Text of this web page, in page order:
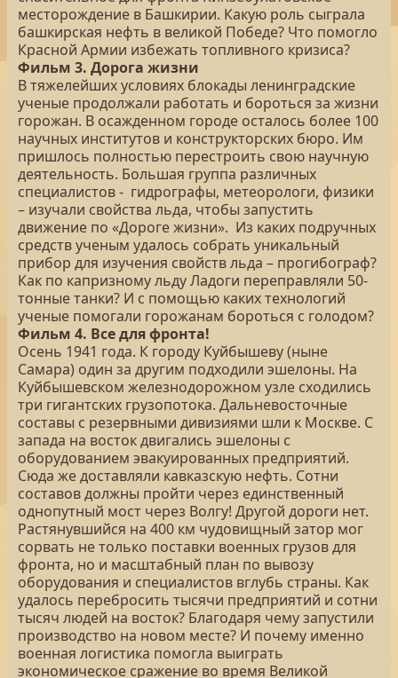
месторождение в Башкирии. Какую роль сыграла
башкирская нефть в великой Победе? Что помогло
Красной Армии избежать топливного кризиса?
Фильм 3. Дорога жизни
В тяжелейших условиях блокады ленинградские
ученые продолжали работать и бороться за жизни
горожан. В осажденном городе осталось более 100
научных институтов и конструкторских бюро. Им
пришлось полностью перестроить свою научную
деятельность. Большая группа различных
специалистов - гидрографы, метеорологи, физики
– изучали свойства льда, чтобы запустить
движение по «Дороге жизни». Из каких подручных
средств ученым удалось собрать уникальный
прибор для изучения свойств льда – прогибограф?
Как по капризному льду Ладоги переправляли 50-
тонные танки? И с помощью каких технологий
ученые помогали горожанам бороться с голодом?
Фильм 4. Все для фронта!
Осень 1941 года. К городу Куйбышеву (ныне
Самара) один за другим подходили эшелоны. На
Куйбышевском железнодорожном узле сходились
три гигантских грузопотока. Дальневосточные
составы с резервными дивизиями шли к Москве. С
запада на восток двигались эшелоны с
оборудованием эвакуированных предприятий.
Сюда же доставляли кавказскую нефть. Сотни
составов должны пройти через единственный
однопутный мост через Волгу! Другой дороги нет.
Растянувшийся на 400 км чудовищный затор мог
сорвать не только поставки военных грузов для
фронта, но и масштабный план по вывозу
оборудования и специалистов вглубь страны. Как
удалось перебросить тысячи предприятий и сотни
тысяч людей на восток? Благодаря чему запустили
производство на новом месте? И почему именно
военная логистика помогла выиграть
экономическое сражение во время Великой